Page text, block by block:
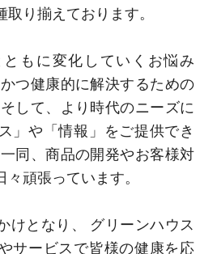
り揃えております。
もに変化していくお悩み
つ健康的に解決するための
して、より時代のニーズに
」や「情報」をご提供でき
同、商品の開発やお客様対
頑張っています。
けとなり、 グリーンハウス
サービスで皆様の健康を応